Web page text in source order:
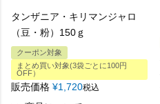
タンザニア・キリマンジャロ
（豆・粉）150ｇ
クーポン対象
まとめ買い対象(3袋ごとに100円
OFF）
販売価格 ¥1,720税込